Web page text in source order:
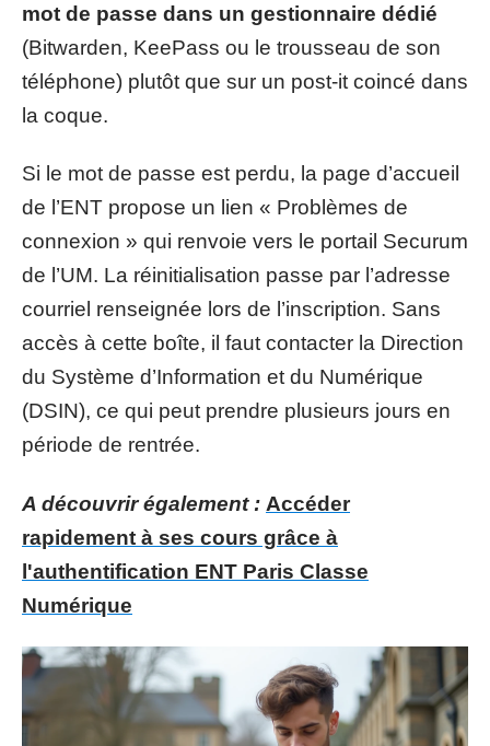
mot de passe dans un gestionnaire dédié
(Bitwarden, KeePass ou le trousseau de son
téléphone) plutôt que sur un post-it coincé dans
la coque.
Si le mot de passe est perdu, la page d’accueil
de l’ENT propose un lien « Problèmes de
connexion » qui renvoie vers le portail Securum
de l’UM. La réinitialisation passe par l’adresse
courriel renseignée lors de l’inscription. Sans
accès à cette boîte, il faut contacter la Direction
du Système d’Information et du Numérique
(DSIN), ce qui peut prendre plusieurs jours en
période de rentrée.
A découvrir également : Accéder
rapidement à ses cours grâce à
l'authentification ENT Paris Classe
Numérique